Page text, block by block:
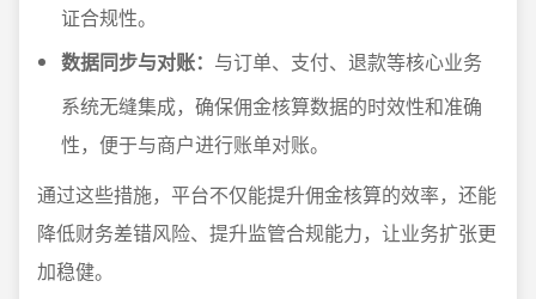
证合规性。
数据同步与对账： 与订单、支付、退款等核心业务
系统无缝集成，确保佣金核算数据的时效性和准确
性，便于与商户进行账单对账。
通过这些措施，平台不仅能提升佣金核算的效率，还能
降低财务差错风险、提升监管合规能力，让业务扩张更
加稳健。